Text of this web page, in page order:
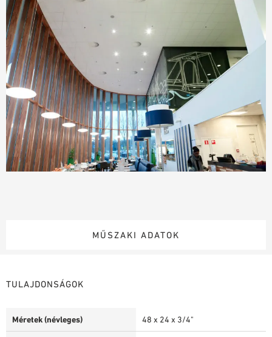
MŰSZAKI ADATOK
TULAJDONSÁGOK
Méretek (névleges) 48 x 24 x 3/4"